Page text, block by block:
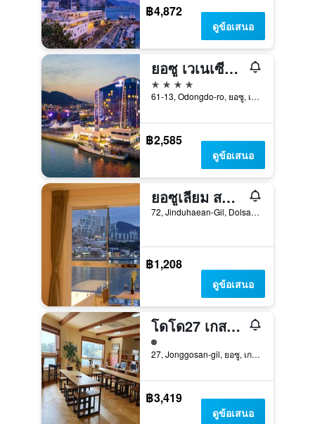
฿4,872
ดูข้อเสนอ
ยอซู เวเนเซีย โฮเทล แอนด์ สวีท
4 ดาว
61-13, Odongdo-ro, ยอซู, เกาหลีใต้
฿2,585
ดูข้อเสนอ
ยอซูเลียม สปา โฮสเทล
72, Jinduhaean-Gil, Dolsan-Eup, ยอซู, เกาหลีใต้
฿1,208
ดูข้อเสนอ
โดโด27 เกสท์ เฮาส์
ให้ 1 ดาว
27, Jonggosan-gil, ยอซู, เกาหลีใต้
฿3,419
ดูข้อเสนอ